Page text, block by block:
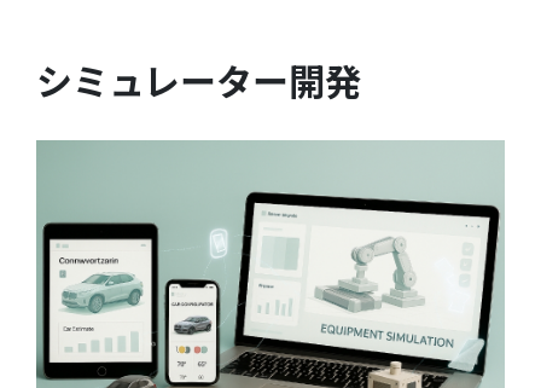
シミュレーター開発